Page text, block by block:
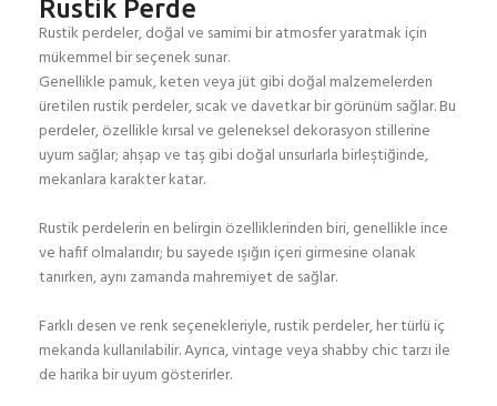
Rustik Perde
Rustik perdeler, doğal ve samimi bir atmosfer yaratmak için
mükemmel bir seçenek sunar.
Genellikle pamuk, keten veya jüt gibi doğal malzemelerden
üretilen rustik perdeler, sıcak ve davetkar bir görünüm sağlar. Bu
perdeler, özellikle kırsal ve geleneksel dekorasyon stillerine
uyum sağlar; ahşap ve taş gibi doğal unsurlarla birleştiğinde,
mekanlara karakter katar.
Rustik perdelerin en belirgin özelliklerinden biri, genellikle ince
ve hafif olmalarıdır; bu sayede ışığın içeri girmesine olanak
tanırken, aynı zamanda mahremiyet de sağlar.
Farklı desen ve renk seçenekleriyle, rustik perdeler, her türlü iç
mekanda kullanılabilir. Ayrıca, vintage veya shabby chic tarzı ile
de harika bir uyum gösterirler.